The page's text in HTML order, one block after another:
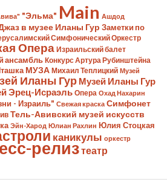
"Эльма" Main Ашдод
в музее Иланы Гур Заметки по
Симфонический Оркестр
Опера Израильский балет
ансамбль Конкурс Артура Рубинштейна
МУЗА Михаил Теплицкий Музей
Иланы Гур Музей Иланы Гур
Эрец-Исраэль Опера Охад Нахарин
- Израиль" Свежая краска Симфонет
Тель-Авивский музей искусств
Эйн-Харод Юлиан Рахлин Юлия Стоцкая
каникулы оркестр
релизтеатр